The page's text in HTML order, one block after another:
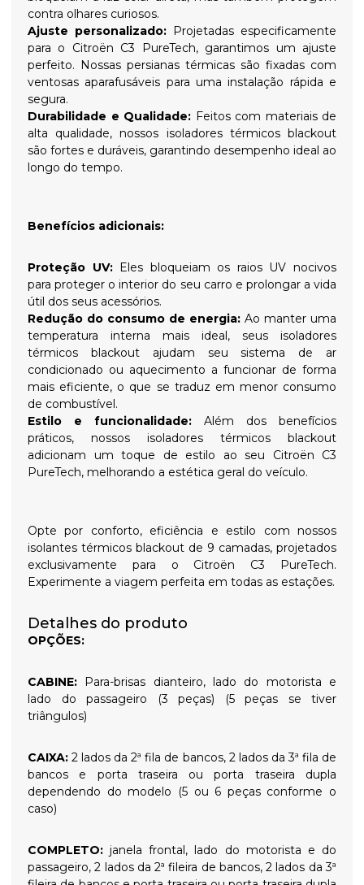
contra olhares curiosos.
Ajuste personalizado: Projetadas especificamente
para o Citroën C3 PureTech, garantimos um ajuste
perfeito. Nossas persianas térmicas são fixadas com
ventosas aparafusáveis para uma instalação rápida e
segura.
Durabilidade e Qualidade: Feitos com materiais de
alta qualidade, nossos isoladores térmicos blackout
são fortes e duráveis, garantindo desempenho ideal ao
longo do tempo.
Benefícios adicionais:
Proteção UV:Eles bloqueiam os raios UV nocivos
para proteger o interior do seu carro e prolongar a vida
útil dos seus acessórios.
Redução do consumo de energia: Ao manter uma
temperatura interna mais ideal, seus isoladores
térmicos blackout ajudam seu sistema de ar
condicionado ou aquecimento a funcionar de forma
mais eficiente, o que se traduz em menor consumo
de combustível.
Estilo e funcionalidade: Além dos benefícios
práticos, nossos isoladores térmicos blackout
adicionam um toque de estilo ao seu Citroën C3
PureTech, melhorando a estética geral do veículo.
Opte por conforto, eficiência e estilo com nossos
isolantes térmicos blackout de 9 camadas, projetados
exclusivamente para o Citroën C3 PureTech.
Experimente a viagem perfeita em todas as estações.
Detalhes do produto
OPÇÕES:
CABINE: Para-brisas dianteiro, lado do motorista e
lado do passageiro (3 peças) (5 peças se tiver
triângulos)
CAIXA: 2 lados da 2ª fila de bancos, 2 lados da 3ª fila de
bancos e porta traseira ou porta traseira dupla
dependendo do modelo (5 ou 6 peças conforme o
caso)
COMPLETO: janela frontal, lado do motorista e do
passageiro, 2 lados da 2ª fileira de bancos, 2 lados da 3ª